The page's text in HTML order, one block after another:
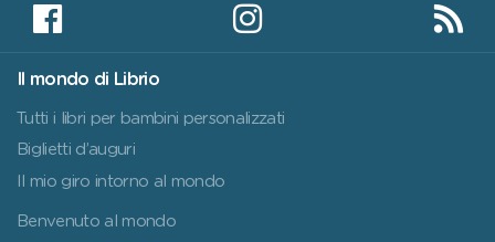
Il mondo di Librio
Tutti i libri per bambini personalizzati
Biglietti d’auguri
Il mio giro intorno al mondo
Benvenuto al mondo